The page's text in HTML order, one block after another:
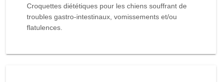
Croquettes diététiques pour les chiens souffrant de
troubles gastro-intestinaux, vomissements et/ou
flatulences.